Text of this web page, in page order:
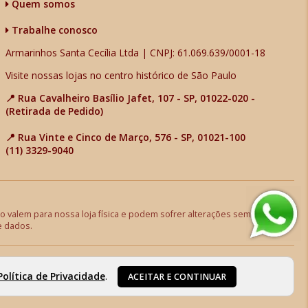
Quem somos
Trabalhe conosco
Armarinhos Santa Cecília Ltda | CNPJ: 61.069.639/0001-18
Visite nossas lojas no centro histórico de São Paulo
📍 Rua Cavalheiro Basílio Jafet, 107 - SP, 01022-020 -
(Retirada de Pedido)
📍 Rua Vinte e Cinco de Março, 576 - SP, 01021-100
(11) 3329-9040
para nossa loja física e podem sofrer alterações sem aviso
dados.
de Privacidade. ACEITAR E CONTINUAR